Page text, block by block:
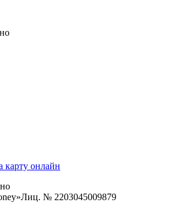
карту онлайн
Лиц. № 2203045009879